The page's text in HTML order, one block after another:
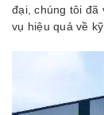
đại, chúng tôi đã
vụ hiệu quả về